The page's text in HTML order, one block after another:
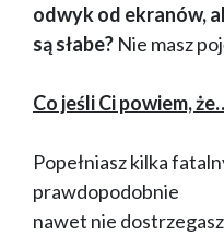
odwyk od ekranów,
są słabe? Nie masz
Co jeśli Ci powiem,
Popełniasz kilka
prawdopodobnie
nawet nie